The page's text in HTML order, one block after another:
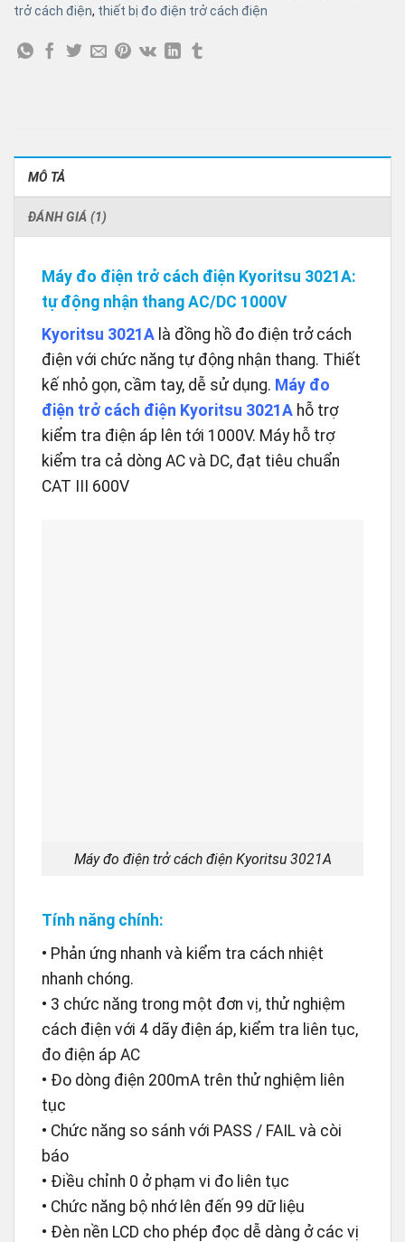
trở cách điện, thiết bị đo điện trở cách điện
MÔ TẢ
ĐÁNH GIÁ (1)
Máy đo điện trở cách điện Kyoritsu 3021A:
tự động nhận thang AC/DC 1000V
Kyoritsu 3021A là đồng hồ đo điện trở cách
điện với chức năng tự động nhận thang. Thiết
kế nhỏ gọn, cầm tay, dễ sử dụng. Máy đo
điện trở cách điện Kyoritsu 3021A hỗ trợ
kiểm tra điện áp lên tới 1000V. Máy hỗ trợ
kiểm tra cả dòng AC và DC, đạt tiêu chuẩn
CAT III 600V
Máy đo điện trở cách điện Kyoritsu 3021A
Tính năng chính:
• Phản ứng nhanh và kiểm tra cách nhiệt
nhanh chóng.
• 3 chức năng trong một đơn vị, thử nghiệm
cách điện với 4 dãy điện áp, kiểm tra liên tục,
đo điện áp AC
• Đo dòng điện 200mA trên thử nghiệm liên
tục
• Chức năng so sánh với PASS / FAIL và còi
báo
• Điều chỉnh 0 ở phạm vi đo liên tục
• Chức năng bộ nhớ lên đến 99 dữ liệu
• Đèn nền LCD cho phép đọc dễ dàng ở các vị